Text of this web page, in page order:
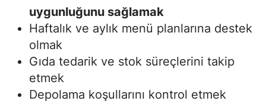
uygunluğunu sağlamak
Haftalık ve aylık menü planlarına destek
olmak
Gıda tedarik ve stok süreçlerini takip
etmek
Depolama koşullarını kontrol etmek